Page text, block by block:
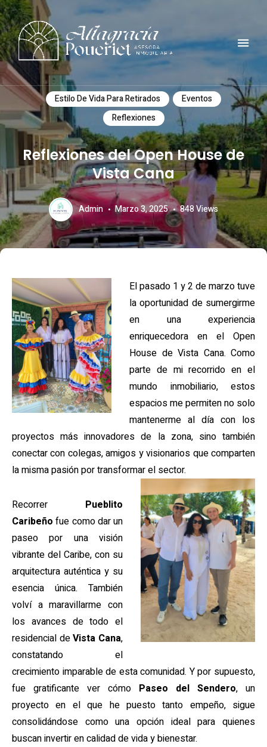
ALTAGRACIA POUERIET
Comunidad, turismo, arte, desarrollo reflexiones y mucho mas
Estilo De Vida Para Retirados
Eventos
Reflexiones
Reflexiones del Open House de
Vista Cana
Admin Marzo 3, 2025 848Views
El pasado 1 y 2 de marzo tuve
la oportunidad de sumergirme
en una experiencia
enriquecedora en el Open
House de Vista Cana. Como
parte de mi recorrido en el
mundo inmobiliario, estos
espacios me permiten no solo
mantenerme al día con los
proyectos más innovadores de la zona, sino también
conectar con colegas, amigos y visionarios que comparten
la misma pasión por transformar el sector.
Recorrer Pueblito
Caribeño fue como dar un
paseo por una visión
vibrante del Caribe, con su
arquitectura auténtica y su
esencia única. También
volví a maravillarme con
los avances de todo el
residencial deVista Cana,
constatando el
crecimiento imparable de esta comunidad. Y por supuesto,
fue gratificante ver cómo Paseo del Sendero, un
proyecto en el que he puesto tanto empeño, sigue
consolidándose como una opción ideal para quienes
buscan invertir en calidad de vida y bienestar.